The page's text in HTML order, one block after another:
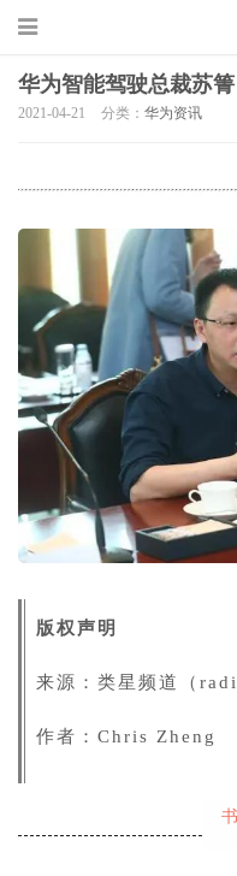
华为智能驾驶总裁苏箐
2021-04-21 分类： 华为资讯
版权声明
来源：类星频道（
作者：Chris Zheng